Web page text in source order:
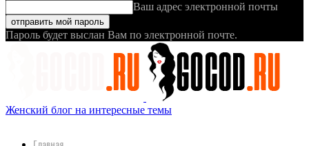
Ваш адрес электронной почты
Пароль будет выслан Вам по электронной почте.
Женский блог на интересные темы